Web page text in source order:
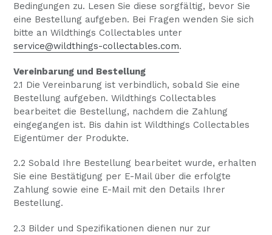
Bedingungen zu. Lesen Sie diese sorgfältig, bevor Sie
eine Bestellung aufgeben. Bei Fragen wenden Sie sich
bitte an Wildthings Collectables unter
service@wildthings-collectables.com.
Vereinbarung und Bestellung
2.1 Die Vereinbarung ist verbindlich, sobald Sie eine
Bestellung aufgeben. Wildthings Collectables
bearbeitet die Bestellung, nachdem die Zahlung
eingegangen ist. Bis dahin ist Wildthings Collectables
Eigentümer der Produkte.
2.2 Sobald Ihre Bestellung bearbeitet wurde, erhalten
Sie eine Bestätigung per E-Mail über die erfolgte
Zahlung sowie eine E-Mail mit den Details Ihrer
Bestellung.
2.3 Bilder und Spezifikationen dienen nur zur